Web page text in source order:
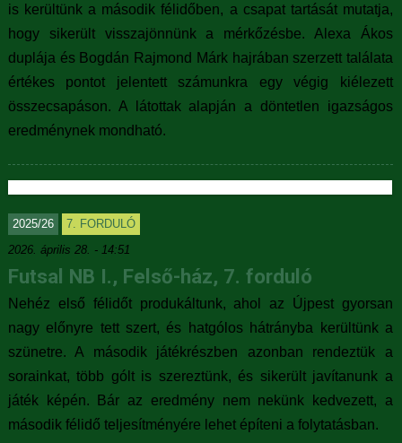
is kerültünk a második félidőben, a csapat tartását mutatja,
hogy sikerült visszajönnünk a mérkőzésbe. Alexa Ákos
duplája és Bogdán Rajmond Márk hajrában szerzett találata
értékes pontot jelentett számunkra egy végig kiélezett
összecsapáson. A látottak alapján a döntetlen igazságos
eredménynek mondható.
2025/26
7. FORDULÓ
2026. április 28. - 14:51
Futsal NB I., Felső-ház, 7. forduló
Nehéz első félidőt produkáltunk, ahol az Újpest gyorsan
nagy előnyre tett szert, és hatgólos hátrányba kerültünk a
szünetre. A második játékrészben azonban rendeztük a
sorainkat, több gólt is szereztünk, és sikerült javítanunk a
játék képén. Bár az eredmény nem nekünk kedvezett, a
második félidő teljesítményére lehet építeni a folytatásban.